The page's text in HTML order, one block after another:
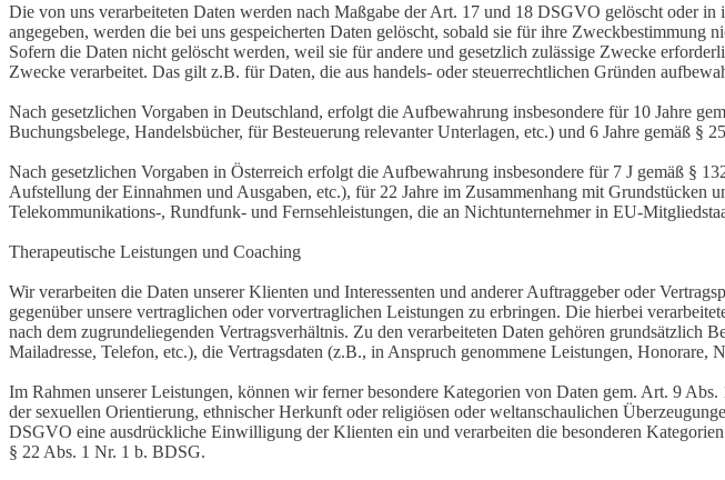
Die von uns verarbeiteten Daten werden nach Maßgabe der Art. 17 und 18 DSGVO gelöscht oder
angegeben, werden die bei uns gespeicherten Daten gelöscht, sobald sie für ihre
Sofern die Daten nicht gelöscht werden, weil sie für andere und gesetzlich zulässige Zwecke
Zwecke verarbeitet. Das gilt z.B. für Daten, die aus handels- oder steuerrechtlichen Gründen
Nach gesetzlichen Vorgaben in Deutschland, erfolgt die Aufbewahrung insbesondere für 10 Jahre
Buchungsbelege, Handelsbücher, für Besteuerung relevanter Unterlagen, etc.) und 6 Jahre gemäß §
Nach gesetzlichen Vorgaben in Österreich erfolgt die Aufbewahrung insbesondere für 7 J gemäß §
Aufstellung der Einnahmen und Ausgaben, etc.), für 22 Jahre im Zusammenhang mit Grundstücken
Telekommunikations-, Rundfunk- und Fernsehleistungen, die an Nichtunternehmer in EU-
Therapeutische Leistungen und Coaching
Wir verarbeiten die Daten unserer Klienten und Interessenten und anderer Auftraggeber oder
gegenüber unsere vertraglichen oder vorvertraglichen Leistungen zu erbringen. Die hierbei
nach dem zugrundeliegenden Vertragsverhältnis. Zu den verarbeiteten Daten gehören
Mailadresse, Telefon, etc.), die Vertragsdaten (z.B., in Anspruch genommene Leistungen,
Im Rahmen unserer Leistungen, können wir ferner besondere Kategorien von Daten gem. Art. 9
der sexuellen Orientierung, ethnischer Herkunft oder religiösen oder weltanschaulichen
DSGVO eine ausdrückliche Einwilligung der Klienten ein und verarbeiten die besonderen
§ 22 Abs. 1 Nr. 1 b. BDSG.